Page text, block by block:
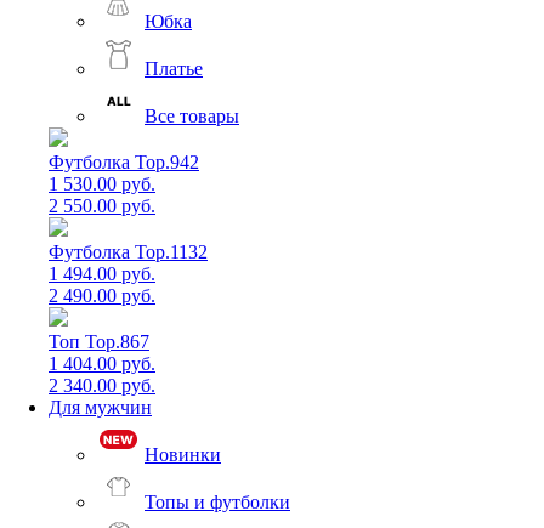
Юбка
Платье
Все товары
Футболка Top.942
1 530.00 руб.
2 550.00 руб.
Футболка Top.1132
1 494.00 руб.
2 490.00 руб.
Топ Top.867
1 404.00 руб.
2 340.00 руб.
Для мужчин
Новинки
Топы и футболки